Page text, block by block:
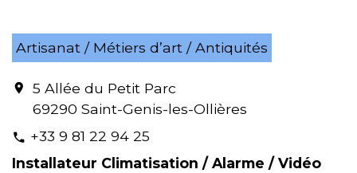
Artisanat / Métiers d’art / Antiquités
location_on
5 Allée du Petit Parc
69290 Saint-Genis-les-Ollières
phone +33 9 81 22 94 25
Installateur Climatisation / Alarme / Vidéo